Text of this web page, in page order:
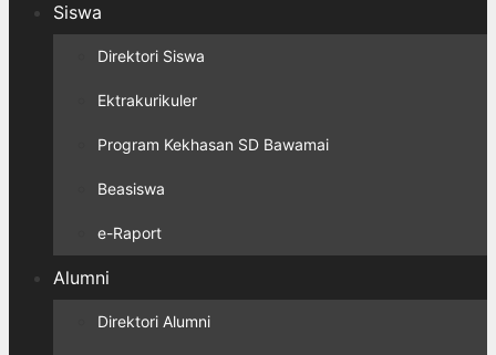
Siswa
Direktori Siswa
Ektrakurikuler
Program Kekhasan SD Bawamai
Beasiswa
e-Raport
Alumni
Direktori Alumni